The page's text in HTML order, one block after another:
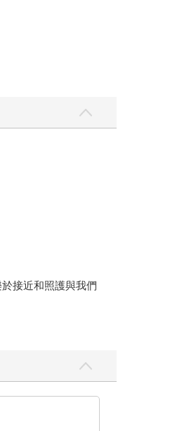
接近和照護與我們
水中，把他拉到安
的英勇救援行
聯。反過來說，倘
綜合式理論來予